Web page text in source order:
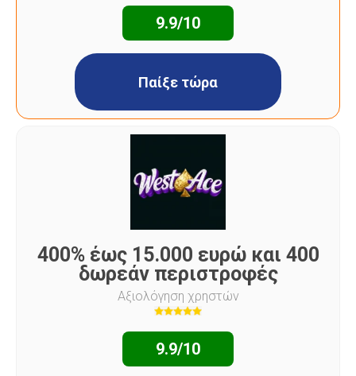
9.9/10
Παίξε τώρα
400% έως 15.000 ευρώ και 400
δωρεάν περιστροφές
Αξιολόγηση χρηστών
9.9/10